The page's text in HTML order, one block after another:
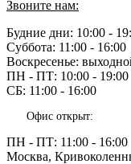
Звоните нам:
Будние дни: 10:00 -
Суббота: 11:00 - 16:00
Воскресенье:
ПН - ПТ: 10:00 - 19:00
СБ: 11:00 - 16:00
Офис открыт:
ПН - ПТ: 11:00 - 16:00
Москва,